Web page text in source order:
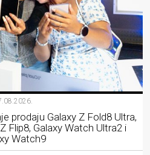
prodaju Galaxy Z Fold8 Ultra,
Flip8, Galaxy Watch Ultra2 i
Watch9